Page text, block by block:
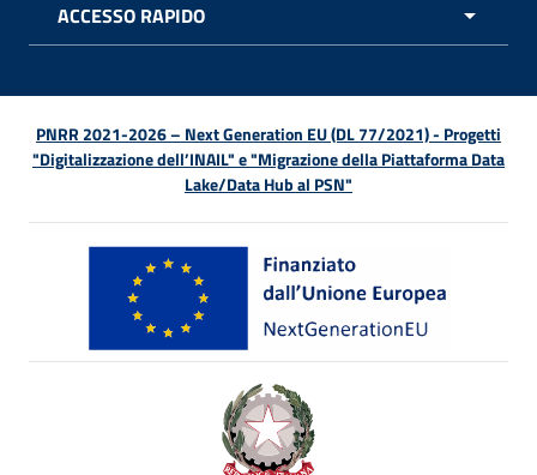
ACCESSO RAPIDO
PNRR 2021-2026 – Next Generation EU (DL 77/2021) - Progetti
"Digitalizzazione dell’INAIL" e "Migrazione della Piattaforma Data
Lake/Data Hub al PSN"